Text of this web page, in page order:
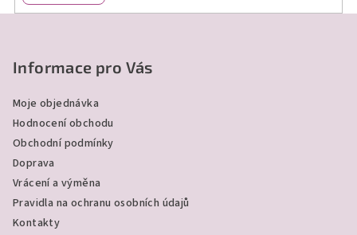
Informace pro Vás
Moje objednávka
Hodnocení obchodu
Obchodní podmínky
Doprava
Vrácení a výměna
Pravidla na ochranu osobních údajů
Kontakty